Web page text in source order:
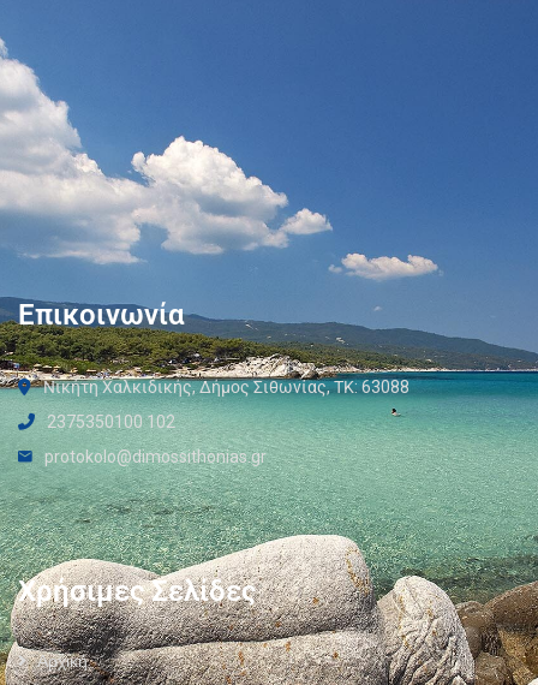
Επικοινωνία
Νικήτη Χαλκιδικής, Δήμος Σιθωνίας, ΤΚ: 63088
2375350100 102
protokolo@dimossithonias.gr
Χρήσιμες Σελίδες
Αρχική